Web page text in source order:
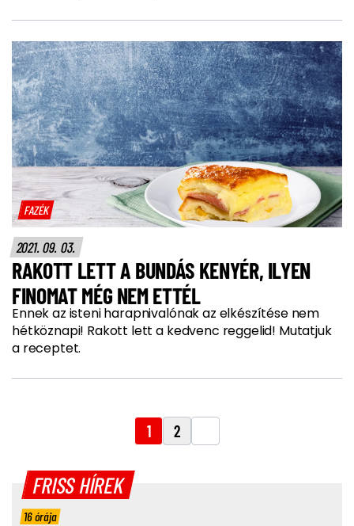
FAZÉK
2021. 09. 03.
RAKOTT LETT A BUNDÁS KENYÉR, ILYEN
FINOMAT MÉG NEM ETTÉL
Ennek az isteni harapnivalónak az elkészítése nem
hétköznapi! Rakott lett a kedvenc reggelid! Mutatjuk
a receptet.
1 2
FRISS HÍREK
16 órája